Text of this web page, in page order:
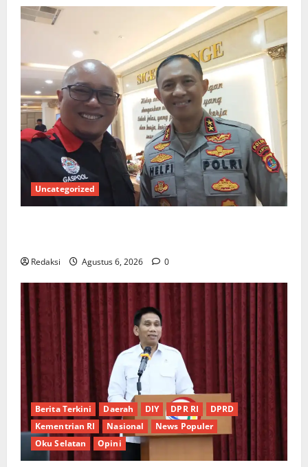
Uncategorized
Redaksi Agustus 6, 2026 0
Berita Terkini Daerah DIY DPR RI
DPRD
Kementrian RI
Nasional
News Populer
Oku Selatan
Opini